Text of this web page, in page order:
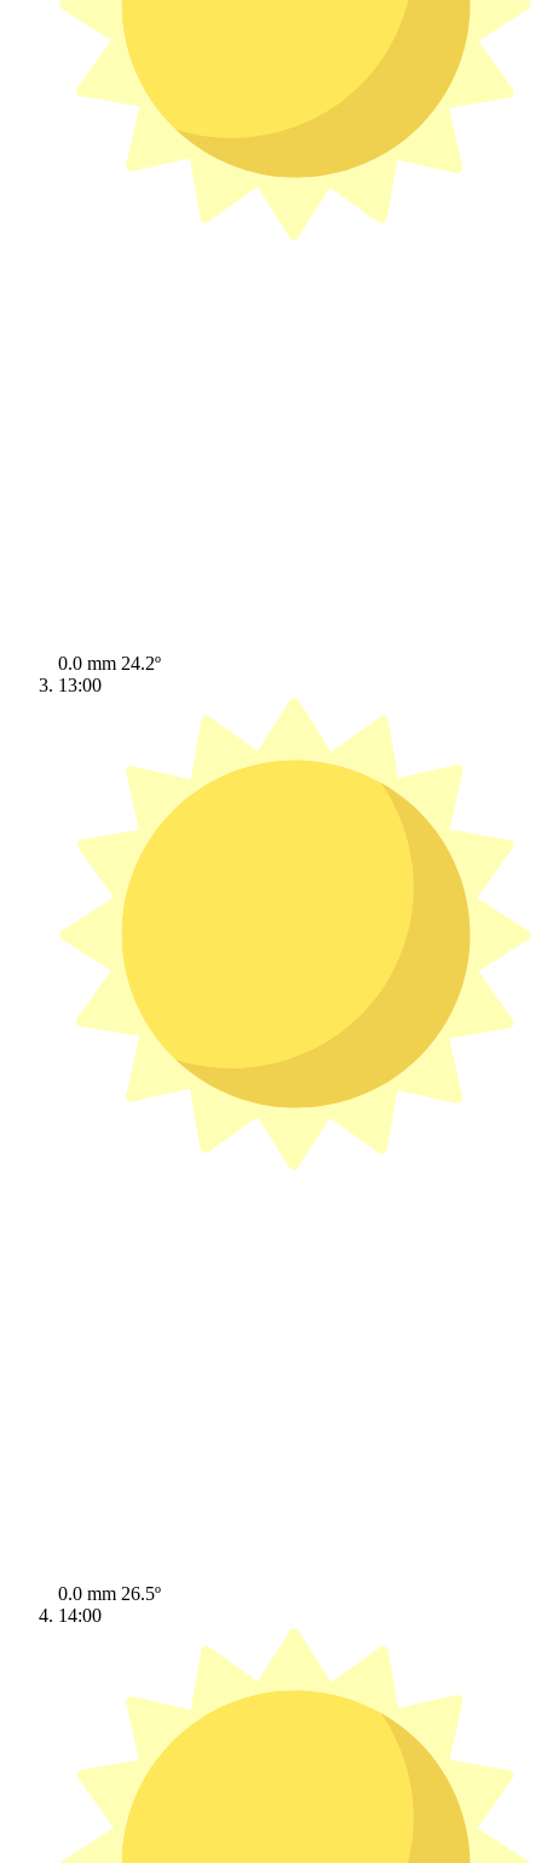
0.0 mm 24.2º
13:00
0.0 mm 26.5º
14:00